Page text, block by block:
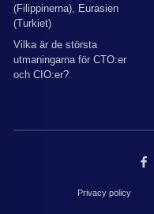
(Filippinerna), Eurasien
(Turkiet)
Vilka är de största
utmaningarna för CTO:er
och CIO:er?
Privacy policy